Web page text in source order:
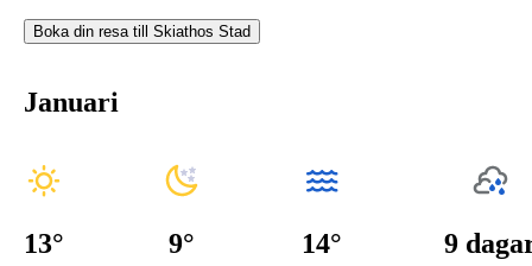
Boka din resa till Skiathos Stad
Januari
13° 9° 14° 9